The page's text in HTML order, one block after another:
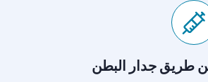
طريق جدار البطن